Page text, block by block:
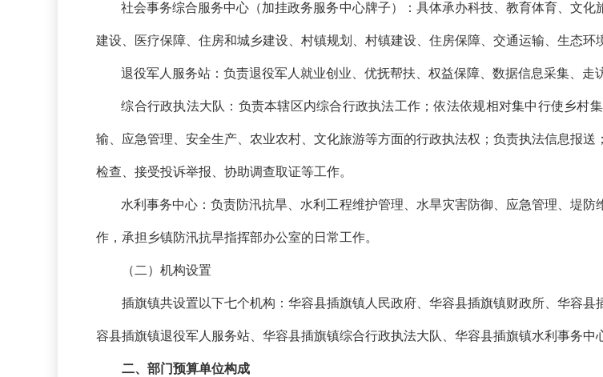
社会事务综合服务中心（加挂政务服务中心牌子）：具体承办科技、教育体育、文
建设、医疗保障、住房和城乡建设、村镇规划、村镇建设、住房保障、交通运输、生态环
退役军人服务站：负责退役军人就业创业、优抚帮扶、权益保障、数据信息采集、走
综合行政执法大队：负责本辖区内综合行政执法工作；依法依规相对集中行使乡村
输、应急管理、安全生产、农业农村、文化旅游等方面的行政执法权；负责执法信息报
检查、接受投诉举报、协助调查取证等工作。
水利事务中心：负责防汛抗旱、水利工程维护管理、水旱灾害防御、应急管理、堤
作，承担乡镇防汛抗旱指挥部办公室的日常工作。
（二）机构设置
插旗镇共设置以下七个机构：华容县插旗镇人民政府、华容县插旗镇财政所、华容
容县插旗镇退役军人服务站、华容县插旗镇综合行政执法大队、华容县插旗镇水利事务中
二、 部门预算单位构成